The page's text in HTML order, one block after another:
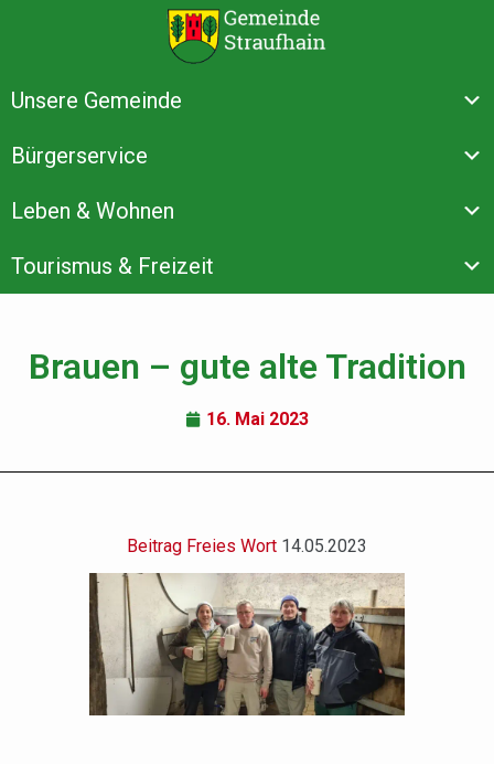
Unsere Gemeinde
Bürgerservice
Leben & Wohnen
Tourismus & Freizeit
Brauen – gute alte Tradition
16. Mai 2023
Beitrag Freies Wort 14.05.2023